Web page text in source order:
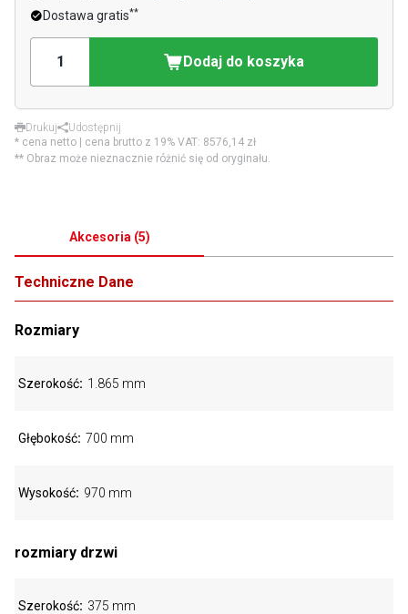
Dostawa gratis**
Dodaj do koszyka
Drukuj
Udostępnij
* cena netto | cena brutto z 19% VAT: 8576,14 zł
** Obraz może nieznacznie różnić się od oryginału.
Akcesoria (5)
Techniczne Dane
Rozmiary
Szerokość 1.865 mm
Głębokość 700 mm
Wysokość 970 mm
rozmiary drzwi
Szerokość 375 mm